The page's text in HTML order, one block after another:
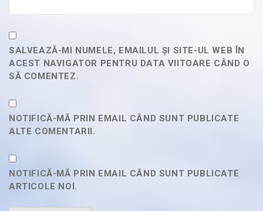
SALVEAZĂ-MI NUMELE, EMAILUL ȘI SITE-UL WEB ÎN
ACEST NAVIGATOR PENTRU DATA VIITOARE CÂND O
SĂ COMENTEZ.
NOTIFICĂ-MĂ PRIN EMAIL CÂND SUNT PUBLICATE
ALTE COMENTARII.
NOTIFICĂ-MĂ PRIN EMAIL CÂND SUNT PUBLICATE
ARTICOLE NOI.